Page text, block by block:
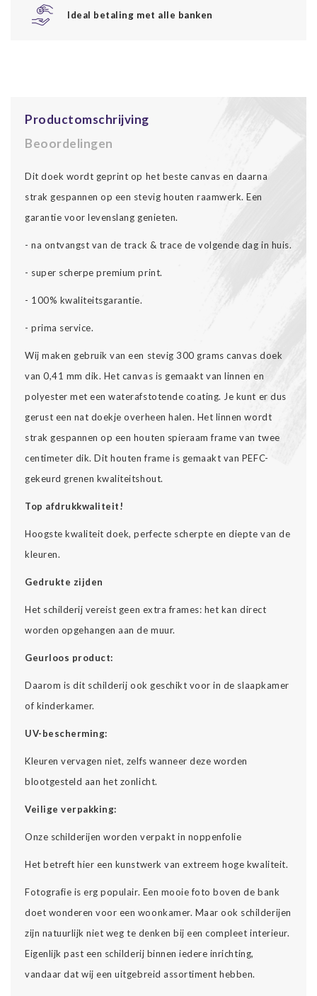
Ideal betaling met alle banken
Productomschrijving
Beoordelingen
Dit doek wordt geprint op het beste canvas en daarna
strak gespannen op een stevig houten raamwerk. Een
garantie voor levenslang genieten.
- na ontvangst van de track & trace de volgende dag in huis.
- super scherpe premium print.
- 100% kwaliteitsgarantie.
- prima service.
Wij maken gebruik van een stevig 300 grams canvas doek
van 0,41 mm dik. Het canvas is gemaakt van linnen en
polyester met een waterafstotende coating. Je kunt er dus
gerust een nat doekje overheen halen. Het linnen wordt
strak gespannen op een houten spieraam frame van twee
centimeter dik. Dit houten frame is gemaakt van PEFC-
gekeurd grenen kwaliteitshout.
Top afdrukkwaliteit!
Hoogste kwaliteit doek, perfecte scherpte en diepte van de
kleuren.
Gedrukte zijden
Het schilderij vereist geen extra frames: het kan direct
worden opgehangen aan de muur.
Geurloos product:
Daarom is dit schilderij ook geschikt voor in de slaapkamer
of kinderkamer.
UV-bescherming:
Kleuren vervagen niet, zelfs wanneer deze worden
blootgesteld aan het zonlicht.
Veilige verpakking:
Onze schilderijen worden verpakt in noppenfolie
Het betreft hier een kunstwerk van extreem hoge kwaliteit.
Fotografie is erg populair. Een mooie foto boven de bank
doet wonderen voor een woonkamer. Maar ook schilderijen
zijn natuurlijk niet weg te denken bij een compleet interieur.
Eigenlijk past een schilderij binnen iedere inrichting,
vandaar dat wij een uitgebreid assortiment hebben.